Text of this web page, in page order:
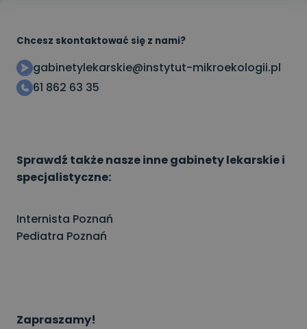
Chcesz skontaktować się z nami?
gabinetylekarskie@instytut-mikroekologii.pl
61 862 63 35
Sprawdź także nasze inne gabinety lekarskie i
specjalistyczne:
Internista Poznań
Pediatra Poznań
Zapraszamy!